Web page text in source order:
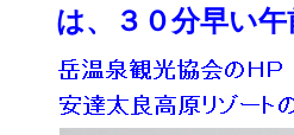
は、３０分早い